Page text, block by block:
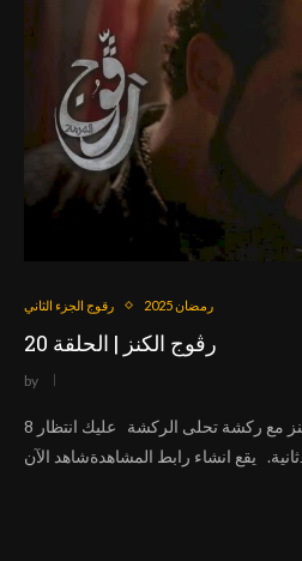
رقوج الجزء الثاني رمضان 2025
رڨوج الكنز | الحلقة 20
by
نقدم لكم الحلقة 20 رڨوج الكنز مع ركشة تحلى الركشة عليك انتظار 8